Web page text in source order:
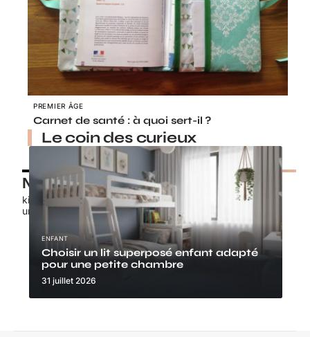
PREMIER ÂGE
Carnet de santé : à quoi sert-il ?
Le coin des curieux
ENFANT
Choisir un lit superposé enfant adapté
pour une petite chambre
31 juillet 2026
Nos petits chouchous
kids-promo.fr
unbrindefil.fr